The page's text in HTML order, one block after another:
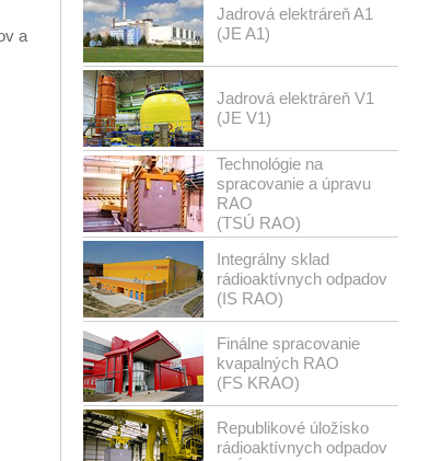
a
Jadrová elektráreň A1
(JE A1)
Jadrová elektráreň V1
(JE V1)
Technológie na
spracovanie a úpravu
RAO
(TSÚ RAO)
Integrálny sklad
rádioaktívnych odpadov
(IS RAO)
Finálne spracovanie
kvapalných RAO
(FS KRAO)
Republikové úložisko
rádioaktívnych odpadov